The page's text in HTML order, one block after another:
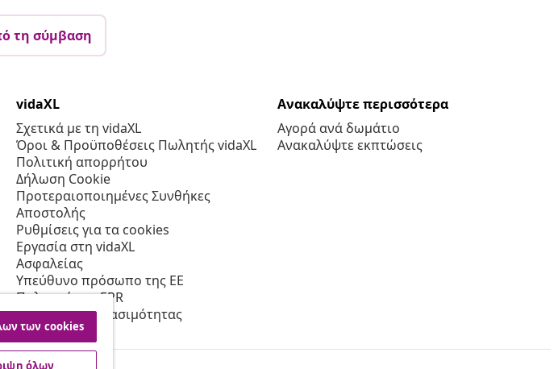
τη σύμβαση
vidaXL
Σχετικά με τη vidaXL
Όροι & Προϋποθέσεις Πωλητής vidaXL
Πολιτική απορρήτου
Δήλωση Cookie
Προτεραιοποιημένες Συνθήκες
Αποστολής
Ρυθμίσεις για τα cookies
Εργασία στη vidaXL
Ασφαλείας
Υπεύθυνο πρόσωπο της ΕΕ
Πολιτική της EPR
Δήλωση προσβασιμότητας
Ανακαλύψτε περισσότερα
Αγορά ανά δωμάτιο
Ανακαλύψτε εκπτώσεις
των cookies
όλων